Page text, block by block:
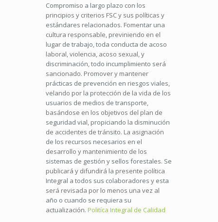
Compromiso a largo plazo con los
principios y criterios FSC y sus políticas y
estándares relacionados. Fomentar una
cultura responsable, previniendo en el
lugar de trabajo, toda conducta de acoso
laboral, violencia, acoso sexual, y
discriminación, todo incumplimiento será
sancionado. Promover y mantener
prácticas de prevención en riesgos viales,
velando por la protección de la vida de los
usuarios de medios de transporte,
basándose en los objetivos del plan de
seguridad vial, propiciando la disminución
de accidentes de tránsito. La asignación
de los recursos necesarios en el
desarrollo y mantenimiento de los
sistemas de gestión y sellos forestales. Se
publicará y difundirá la presente política
Integral a todos sus colaboradores y esta
será revisada por lo menos una vez al
año o cuando se requiera su
actualización. Politíca Integral de Calidad